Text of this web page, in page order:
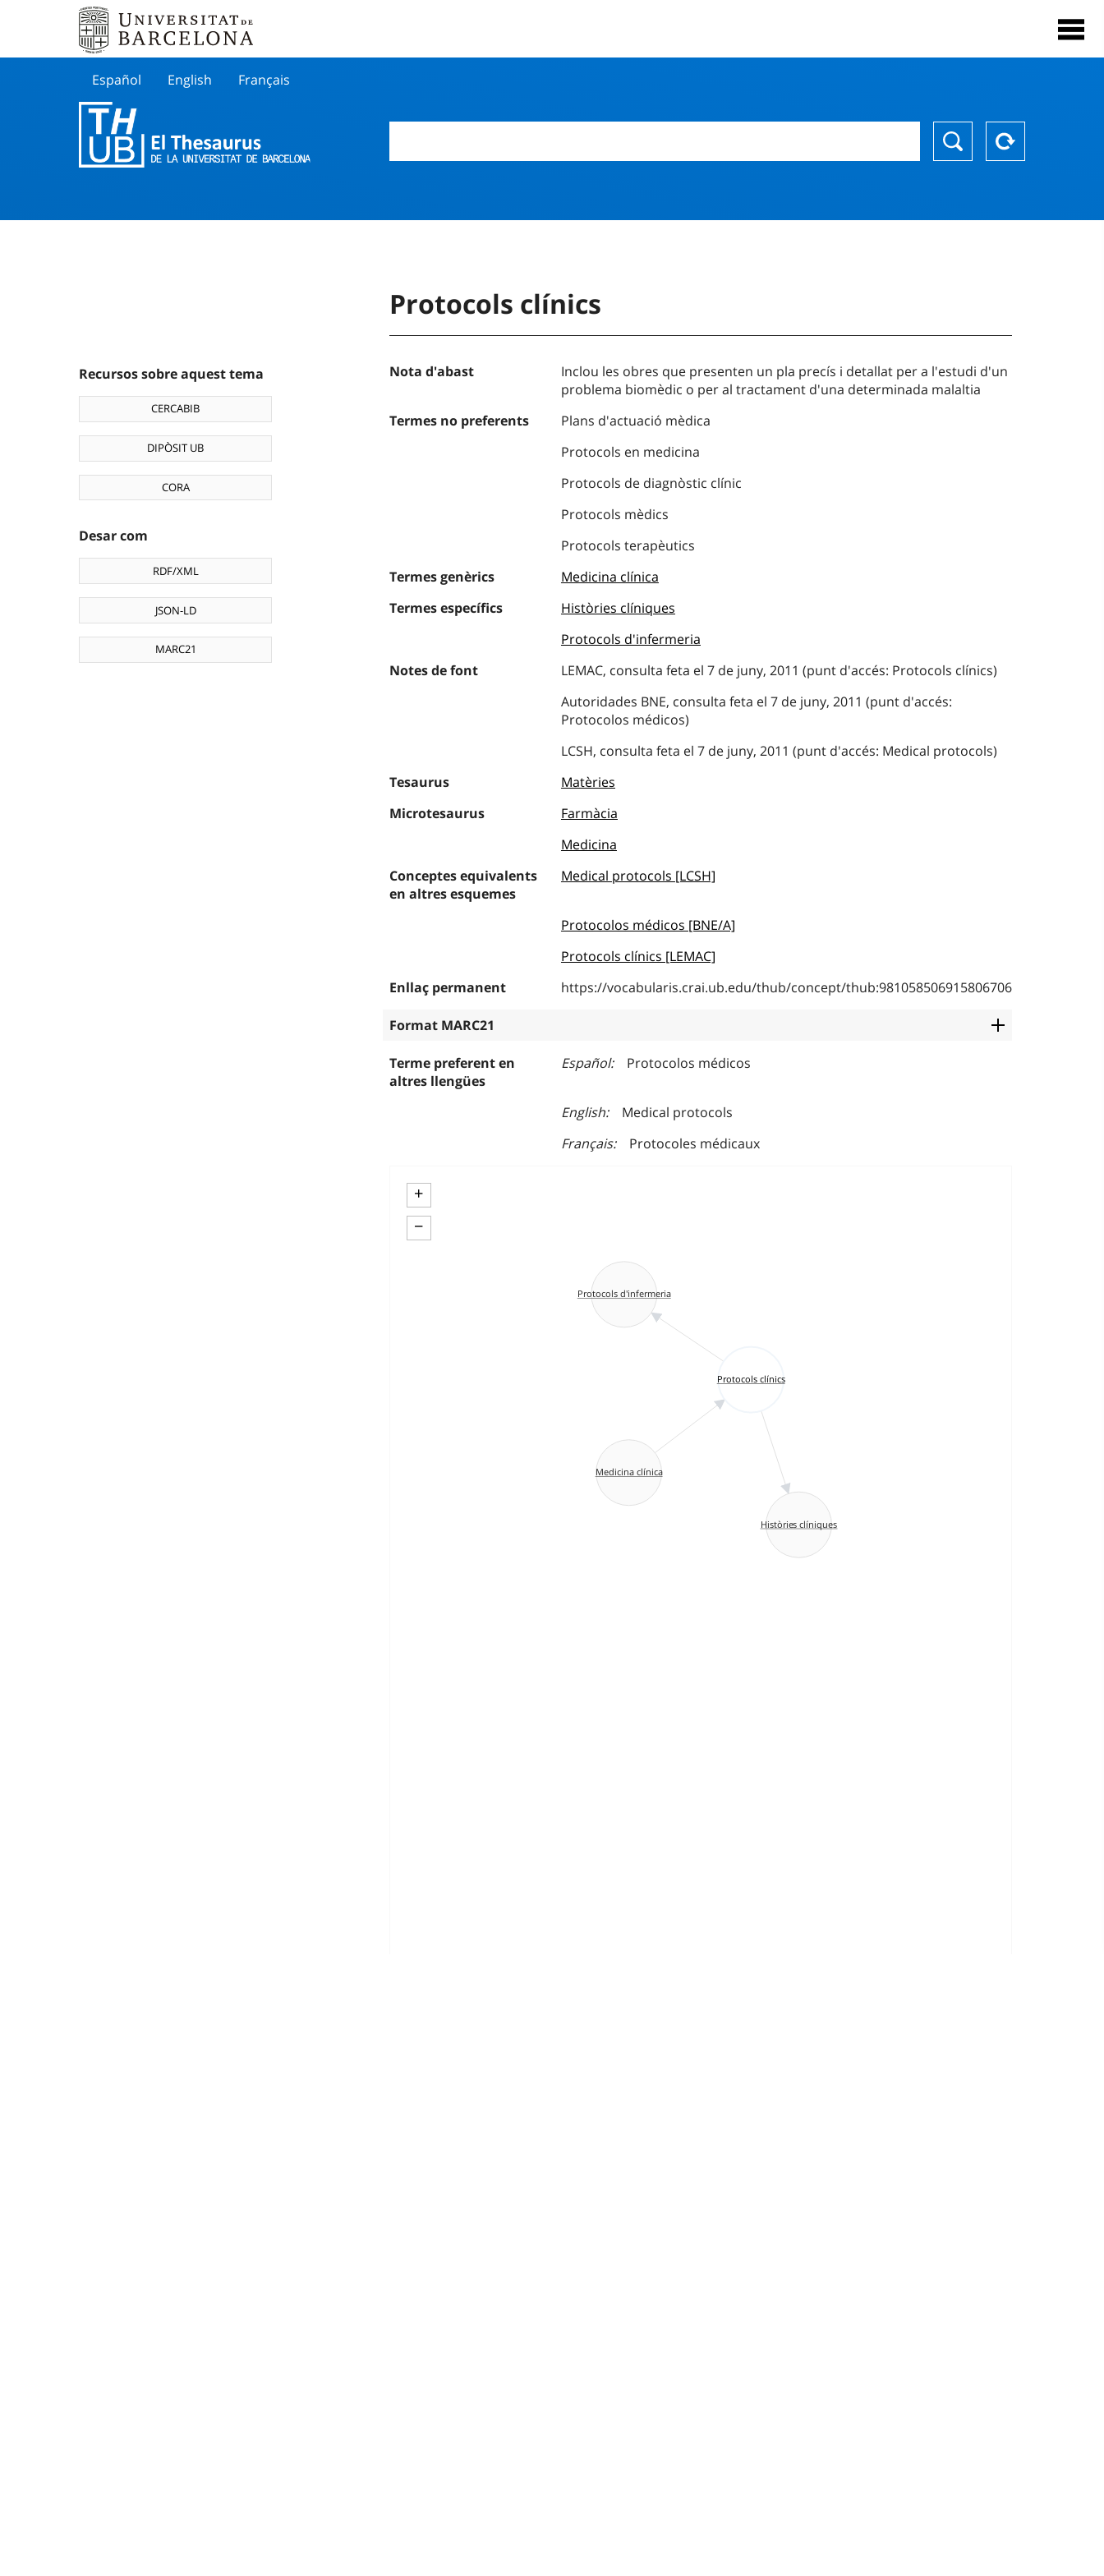
Español English Français
Recursos sobre aquest tema
CERCABIB
DIPÒSIT UB
CORA
Desar com
RDF/XML
JSON-LD
MARC21
Protocols clínics
Nota d'abast
Inclou les obres que presenten un pla precís i detallat per a l'estudi d'un
problema biomèdic o per al tractament d'una determinada malaltia
Termes no preferents
Plans d'actuació mèdica
Protocols en medicina
Protocols de diagnòstic clínic
Protocols mèdics
Protocols terapèutics
Termes genèrics
Medicina clínica
Termes específics
Històries clíniques
Protocols d'infermeria
Notes de font
LEMAC, consulta feta el 7 de juny, 2011 (punt d'accés: Protocols clínics)
Autoridades BNE, consulta feta el 7 de juny, 2011 (punt d'accés:
Protocolos médicos)
LCSH, consulta feta el 7 de juny, 2011 (punt d'accés: Medical protocols)
Tesaurus
Matèries
Microtesaurus
Farmàcia
Medicina
Conceptes equivalents
en altres esquemes
Medical protocols [LCSH]
Protocolos médicos [BNE/A]
Protocols clínics [LEMAC]
Enllaç permanent
https://vocabularis.crai.ub.edu/thub/concept/thub:981058506915806706
Format MARC21
Terme preferent en
altres llengües
Español Protocolos médicos
English
Medical protocols
Français
Protocoles médicaux
+
−
Protocols clínics
Medicina clínica
Protocols d'infermeria
Històries clíniques